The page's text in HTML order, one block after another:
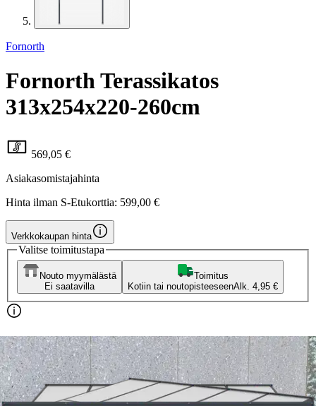
Fornorth
Fornorth Terassikatos
313x254x220-260cm
569,05 €
Asiakasomistajahinta
Hinta ilman S-Etukorttia: 599,00 €
Verkkokaupan hinta
Valitse toimitustapa
Nouto myymälästä
Ei saatavilla
Toimitus
Kotiin tai noutopisteeseenAlk. 4,95 €
Ilmainen toimitus yli 100 €:n tilauksille
Postin pakettiautomaattiin tai
palvelupisteeseen!